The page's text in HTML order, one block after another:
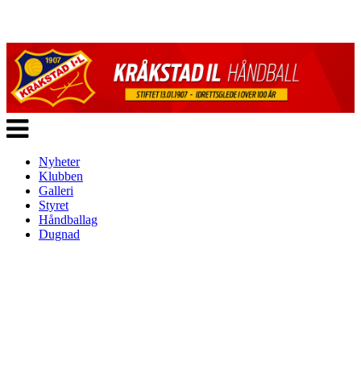
Veksle
navigasjon
Nyheter
Klubben
Galleri
Styret
Håndballag
Dugnad